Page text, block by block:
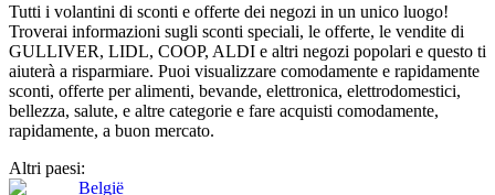
Tutti i volantini di sconti e offerte dei negozi in un unico luogo!
Troverai informazioni sugli sconti speciali, le offerte, le vendite di
GULLIVER, LIDL, COOP, ALDI e altri negozi popolari e questo ti
aiuterà a risparmiare. Puoi visualizzare comodamente e rapidamente
sconti, offerte per alimenti, bevande, elettronica, elettrodomestici,
bellezza, salute, e altre categorie e fare acquisti comodamente,
rapidamente, a buon mercato.
Altri paesi:
België